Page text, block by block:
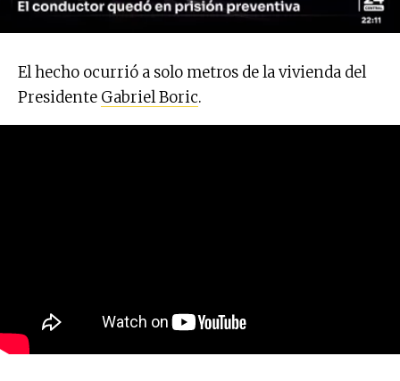
El hecho ocurrió a solo metros de la vivienda del
Presidente Gabriel Boric.